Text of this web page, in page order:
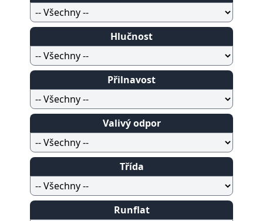
Hlučnost
Přilnavost
Valivý odpor
Třída
Runflat